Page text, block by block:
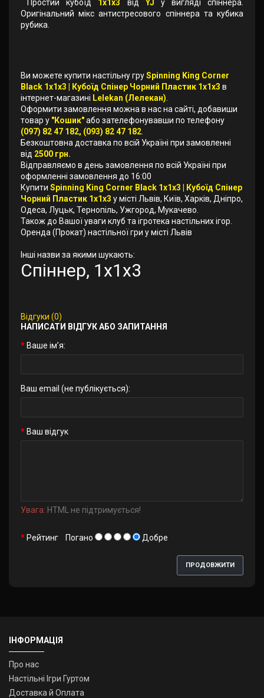
Простий кубоїд 1х1х3 від YJ у вигляді спіннера.
Оригінальний мікс антистресового спіннера та кубика
рубика.
Ви можете купити настільну груSpinning King Corner
Black 1x1x3 | Кубоїд Спінер Чорний Пластик 1x1x3 в
інтернет-магазині Lelekan (Лелекан)
Оформити замовлення можна в нас на сайті, добавиши
товар у "Кошик"або зателефонувавши по телефону
(097) 82 47 182, (093) 82 47 182
Безкоштовна доставка по всій Україні при замовленні
від 2500 грн.
Відправляємо в день замовлення по всій Україні при
оформленні замовлення до 16:00
Купити Spinning King Corner Black 1x1x3 | Кубоїд Спінер
Чорний Пластик 1x1x3 у місті Львів, Київ, Харків, Дніпро,
Одеса, Луцьк, Тернопіль, Ужгород, Мукачево.
Також до Вашої уваги клуб та ігротека настільних ігор.
Оренда (Прокат) настільної гри у місті Львів
Інші назви за якими шукають:
Спіннер, 1x1x3
Відгуки (0)
НАПИСАТИ ВІДГУК АБО ЗАПИТАННЯ
Ваше ім’я:
Ваш email (не публікується):
Ваш відгук
Увага: HTML не підтримується!
Рейтинг Погано Добре
ПРОДОВЖИТИ
ІНФОРМАЦІЯ
Про нас
Настільні Ігри Гуртом
Доставка й Оплата